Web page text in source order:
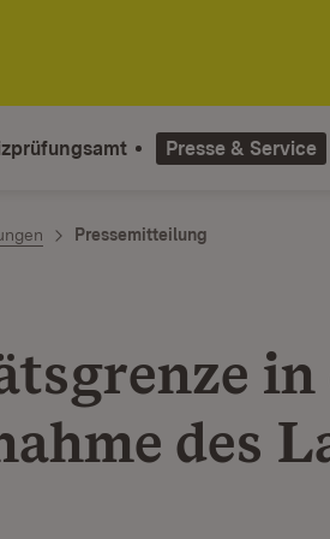
Presse & Service
Pressemitteilung
in
des